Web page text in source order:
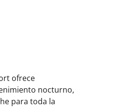
ofrece
nocturno,
para toda la